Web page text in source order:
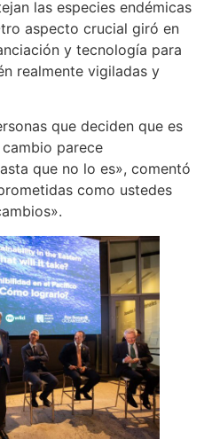
las especies endémicas
aspecto crucial giró en
y tecnología para
realmente vigiladas y
que deciden que es
parece
que no lo es», comentó
como ustedes